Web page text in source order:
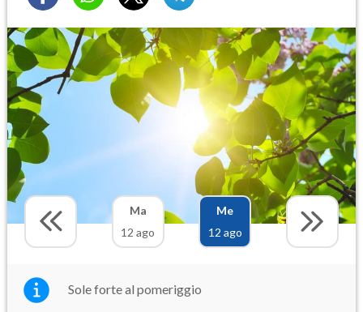
Ma
12 ago
Me
12 ago
Sole forte al pomeriggio